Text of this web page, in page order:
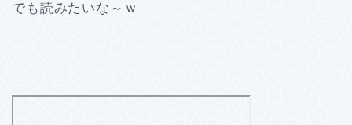
でも読みたいな～ｗ